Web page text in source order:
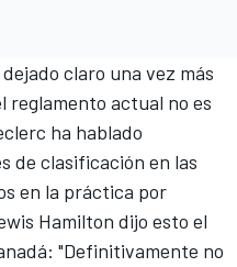
claro una vez más
reglamento actual no es
ha hablado
de clasificación en las
en la práctica por
Hamilton dijo esto el
"Definitivamente no